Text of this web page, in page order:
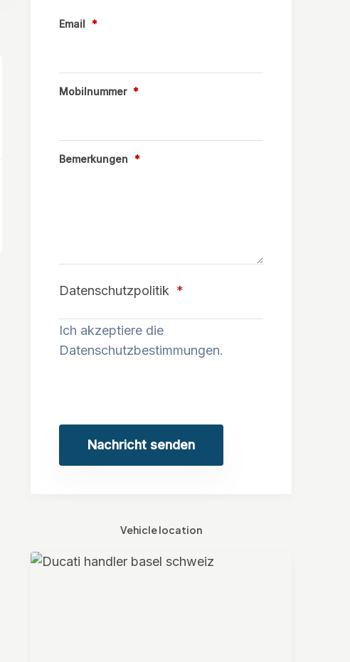
Email *
Mobilnummer *
Bemerkungen *
Datenschutzpolitik *
Ich akzeptiere die
Datenschutzbestimmungen.
Nachricht senden
Vehicle location